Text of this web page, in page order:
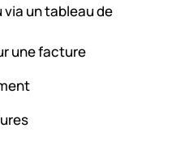
un tableau de
une facture